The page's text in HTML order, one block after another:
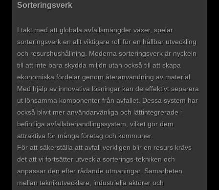
Sorteringsverk
I takt med att globala avfallsmängder växer, spelar
sorteringsverk en allt viktigare roll för en hållbar utveckling
och resurshushållning. Moderna sorteringsverk är nyckeln
till att inte bara skydda miljön utan också till att skapa
ekonomiska fördelar genom återanvändning av material.
Med hjälp av innovativa lösningar kan de effektivt separera
ut lönsamma komponenter från avfallet. Dessa system har
också blivit mer användarvänliga och lättintegrerade i
befintliga avfallsbehandlingssystem, vilket gör dem
attraktiva för många företag och kommuner.
För att säkerställa att avfall verkligen blir en resurs krävs
det att vi fortsätter utveckla sorterings-tekniken och
anpassar den efter rådande utmaningar. Samarbeten
mellan teknikutvecklare, industriella aktörer och